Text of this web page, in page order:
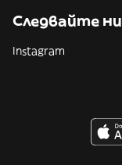
Следвайте ни
Instagram